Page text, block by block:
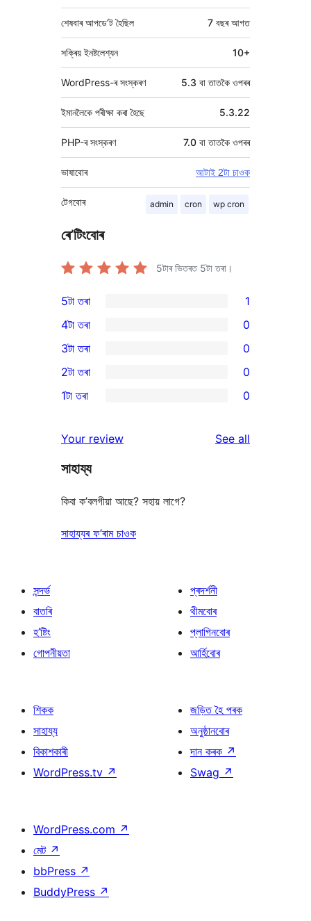
7 বছৰআগত
শেষবাৰ আপডে’ট হৈছিল
সক্ৰিয় ইনষ্টলেশ্যন 10+
WordPress-ৰ সংস্কৰণ 5.3 বা তাতকৈ ওপৰৰ
ইমানলৈকে পৰীক্ষা কৰা হৈছে 5.3.22
PHP-ৰ সংস্কৰণ 7.0 বা তাতকৈ ওপৰৰ
ভাষাবোৰ আটাই 2টা চাওক
admin cron wp cron
টেগবোৰ
ৰে’টিংবোৰ
5টাৰ ভিতৰত 5টা তৰা।
1
5-
star
review
5টা তৰা 1
4-
star
reviews
4টা তৰা 0
0
3-
star
3টা তৰা 0
2-
reviews
2টা তৰা 0
star
reviews
1টা তৰা 0
Your review See all
সাহায্য
কিবা ক’বলগীয়া আছে? সহায় লাগে?
সাহায্যৰ ফ’ৰাম চাওক
সন্দৰ্ভ
বাতৰি
হ’ষ্টিং
গোপনীয়তা
প্ৰদৰ্শনী
থীমবোৰ
প্লাগিনবোৰ
আৰ্হিবোৰ
শিকক
সাহায্য
বিকাশকাৰী
WordPress.tv ↗
জড়িত হৈ পৰক
অনুষ্ঠানবোৰ
দান কৰক ↗
Swag ↗
WordPress.com ↗
মেট ↗
bbPress ↗
BuddyPress ↗